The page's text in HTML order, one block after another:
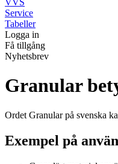
VVS
Service
Tabeller
Logga in
Få tillgång
Nyhetsbrev
Granular
Ordet Granular på svenska
Exempel på